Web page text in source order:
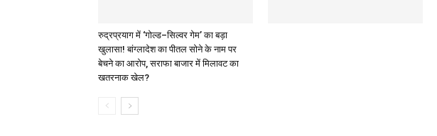
रुद्रप्रयाग में ‘गोल्ड–सिल्वर गेम’ का बड़ा
खुलासा! बांग्लादेश का पीतल सोने के नाम पर
बेचने का आरोप, सराफा बाजार में मिलावट का
खतरनाक खेल?